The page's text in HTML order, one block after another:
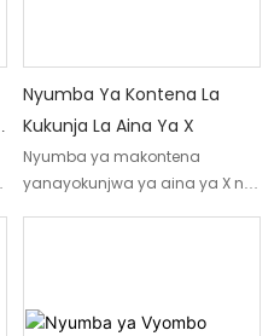
Nyumba Ya Kontena La
Kukunja La Aina Ya X
Nyumba ya makontena
yanayokunjwa ya aina ya X ni
na kuifanya iwe rahisi sana